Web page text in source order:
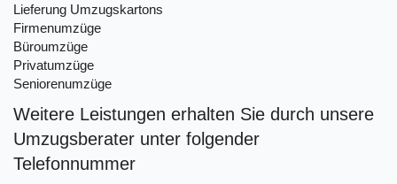
Lieferung Umzugskartons
Firmenumzüge
Büroumzüge
Privatumzüge
Seniorenumzüge
Weitere Leistungen erhalten Sie durch unsere
Umzugsberater unter folgender
Telefonnummer